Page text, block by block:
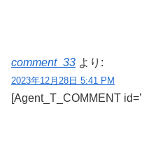
comment_33 より:
2023年12月28日 5:41 PM
[Agent_T_COMMENT